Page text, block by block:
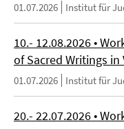
01.07.2026 Institut für
10.- 12.08.2026 •
of Sacred Writings in
01.07.2026 Institut für
20.- 22.07.2026 •